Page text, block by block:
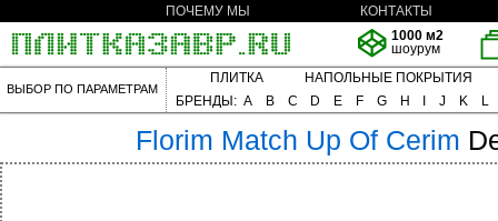
ПОЧЕМУ МЫ
КОНТАКТЫ
1000 м2
шоурум
ВЫБОР ПО ПАРАМЕТРАМ
ПЛИТКА
НАПОЛЬНЫЕ ПОКРЫТИЯ
БРЕНДЫ: A B C D E F G H J K L
Florim Match Up Of Cerim